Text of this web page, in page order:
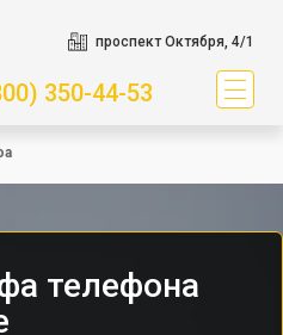
проспект Октября, 4/1
350-44-53
телефона